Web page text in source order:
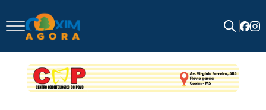
for: